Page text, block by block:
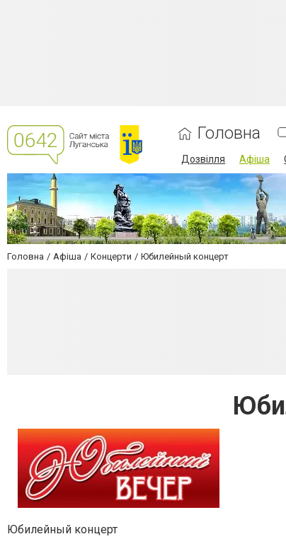
Головна
Дозвілля Афіша
Головна Афіша Концерти Юбилейный концерт
Юбилейный концерт